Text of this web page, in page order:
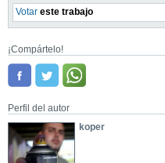
Votar este trabajo
¡Compártelo!
Perfil del autor
koper